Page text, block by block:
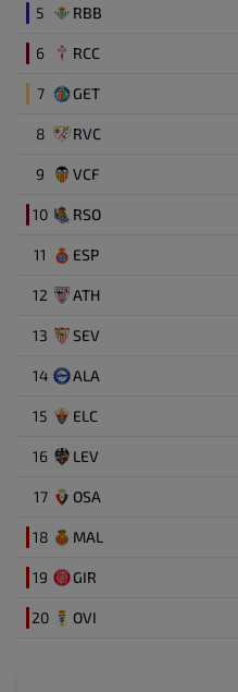
Arsen Zakharyan
Αλλαγή εκτός
57' Sergio Gomez
Πρώτο ημίχρονο
Javier Guerra Moreno
3'
2
22 Wesley
38 Luken Beitia
42
46
13
14 Μέσος
12
5 RBB
6 RCC
7 GET
8 RVC
9 VCF
10 RSO
11 ESP
12 ATH
13 SEV
14 ALA
15 ELC
16 LEV
17 OSA
18 MAL
19 GIR
20 OVI